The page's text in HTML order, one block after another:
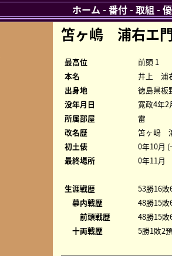
笘ヶ嶋 浦右エ
最高位
前頭 1
本名
井上 浦
出身地
徳島県板
没年月日
寛政4年2
所属部屋
雷
改名歴
笘ヶ嶋
初土俵
0年10月 (
最終場所
0年11月
生涯戦歴
53勝16
幕内戦歴
48勝15
前頭戦歴
48勝15
十両戦歴
5勝1敗2
ホーム -番付-取組 -